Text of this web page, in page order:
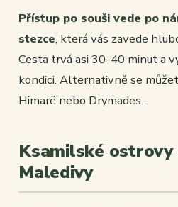
Přístup po souši vede po
stezce, která vás zavede
Cesta trvá asi 30-40 minut a
kondici. Alternativně se
Himarë nebo Drymades.
Ksamilské ostrovy
Maledivy